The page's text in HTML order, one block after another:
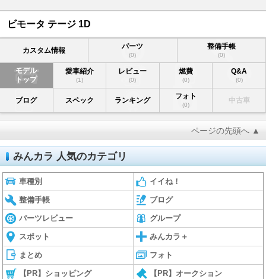
ビモータ テージ 1D
カスタム情報 パーツ
(0)
整備手帳
(0)
モデル
トップ
愛車紹介
(1)
レビュー
(0)
燃費
(0)
Q&A
(0)
ブログ スペック ランキング フォト
(0)
中古車
ページの先頭へ ▲
みんカラ 人気のカテゴリ
車種別 イイね！
整備手帳 ブログ
パーツレビュー グループ
スポット みんカラ＋
まとめ フォト
【PR】ショッピング 【PR】オークション